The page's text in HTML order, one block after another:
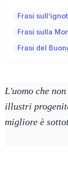
Frasi
Frasi sulla
Frasi del
L'uomo che
illustri
migliore è